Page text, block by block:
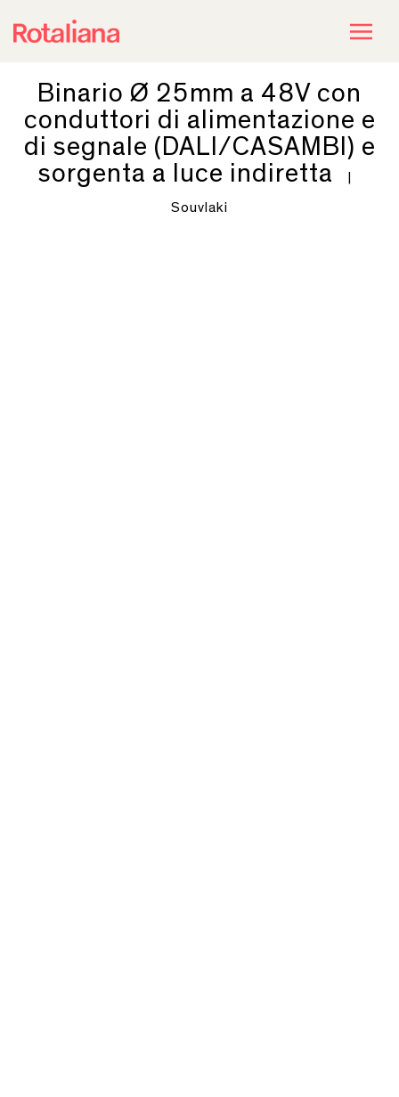
Binario Ø 25mm a 48V con
conduttori di alimentazione e
di segnale (DALI/CASAMBI) e
sorgenta a luce indiretta
Souvlaki